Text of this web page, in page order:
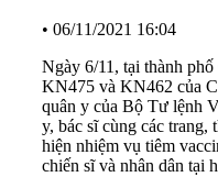
• 06/11/2021 16:04
Ngày 6/11, tại thành
KN475 và KN462 của
quân y của Bộ Tư lệnh
y, bác sĩ cùng các trang,
hiện nhiệm vụ tiêm
chiến sĩ và nhân dân tại